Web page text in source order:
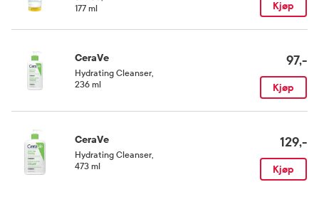
177 ml
Kjøp
CeraVe
Hydrating Cleanser
236 ml
97,-
Kjøp
CeraVe
Hydrating Cleanser
473 ml
129,-
Kjøp